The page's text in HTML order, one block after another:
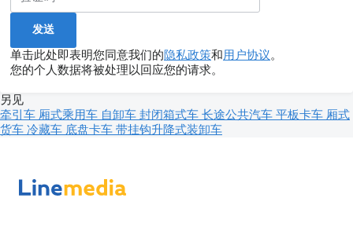
单击此处即表明您同意我们的隐私政策和用户协议。
您的个人数据将被处理以回应您的请求。
另见
牵引车 厢式乘用车 自卸车 封闭箱式车 长途公共汽车 平板卡车 厢式
货车 冷藏车 底盘卡车 带挂钩升降式装卸车